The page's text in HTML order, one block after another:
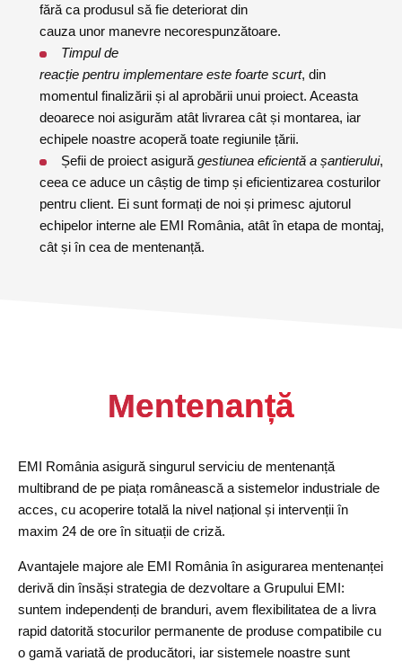
fără ca produsul să fie deteriorat din
cauza unor manevre necorespunzătoare.
Timpulde
reacție pentru implementare este foarte scurt, din
momentul finalizării și al aprobării unui proiect. Aceasta
deoarece noi asigurăm atât livrarea cât și montarea, iar
echipele noastre acoperă toate regiunile țării.
Șefii de proiect asigură gestiunea eficientăa șantierului,
ceea ce aduce un câștig de timp și eficientizarea costurilor
pentru client. Ei sunt formați de noi și primesc ajutorul
echipelor interne ale EMI România, atât în etapa de montaj,
cât și în cea de mentenanță.
Mentenanță
EMI România asigură singurul serviciu de mentenanță
multibrand de pe piața românească a sistemelor industriale de
acces, cu acoperire totală la nivel național și intervenții în
maxim 24 de ore în situații de criză.
Avantajele majore ale EMI România în asigurarea mentenanței
derivă din însăși strategia de dezvoltare a Grupului EMI:
suntem independenți de branduri, avem flexibilitatea de a livra
rapid datorită stocurilor permanente de produse compatibile cu
o gamă variată de producători, iar sistemele noastre sunt